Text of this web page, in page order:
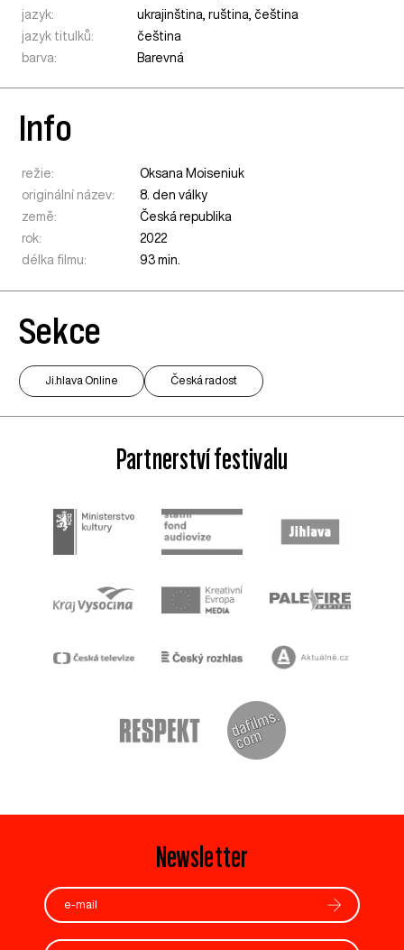
jazyk:
ukrajinština, ruština, čeština
jazyk titulků:
čeština
barva:
Barevná
Info
režie:
Oksana Moiseniuk
originální název:
8. den války
země:
Česká republika
rok:
2022
délka filmu:
93 min.
Sekce
Ji.hlava Online Česká radost
Partnerství festivalu
Newsletter